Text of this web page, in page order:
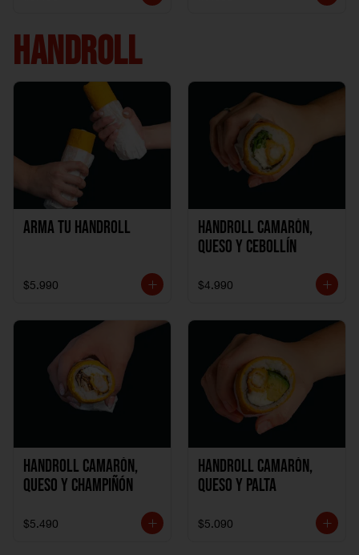
HANDROLL
Arma tu handroll
$5.990
Handroll Camarón,
Queso y Cebollín
$4.990
Handroll Camarón,
Queso y Champiñón
$5.490
Handroll Camarón,
Queso y Palta
$5.090